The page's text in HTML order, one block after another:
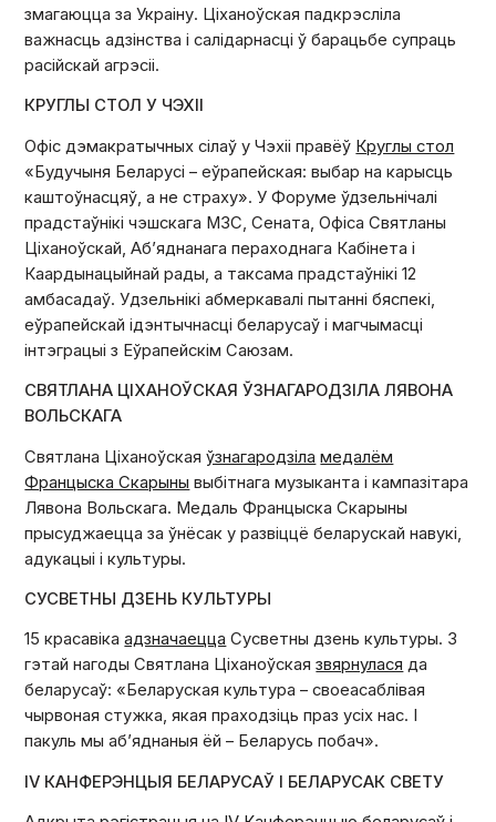
змагаюцца за Украіну. Ціханоўская падкрэсліла
важнасць адзінства і салідарнасці ў барацьбе супраць
расійскай агрэсіі.
КРУГЛЫ СТОЛ У ЧЭХІІ
Офіс дэмакратычных сілаў у Чэхіі правёў Круглы стол
«Будучыня Беларусі – еўрапейская: выбар на карысць
каштоўнасцяў, а не страху». У Форуме ўдзельнічалі
прадстаўнікі чэшскага МЗС, Сената, Офіса Святланы
Ціханоўскай, Аб’яднанага пераходнага Кабінета і
Каардынацыйнай рады, а таксама прадстаўнікі 12
амбасадаў. Удзельнікі абмеркавалі пытанні бяспекі,
еўрапейскай ідэнтычнасці беларусаў і магчымасці
інтэграцыі з Еўрапейскім Саюзам.
СВЯТЛАНА ЦІХАНОЎСКАЯ ЎЗНАГАРОДЗІЛА ЛЯВОНА
ВОЛЬСКАГА
Святлана Ціханоўскаяўзнагародзіла медалём
Францыска Скарыны выбітнага музыканта і кампазітара
Лявона Вольскага. Медаль Францыска Скарыны
прысуджаецца за ўнёсак у развіццё беларускай навукі,
адукацыі і культуры.
СУСВЕТНЫ ДЗЕНЬ КУЛЬТУРЫ
15 красавікаадзначаецца Сусветны дзень культуры. З
гэтай нагоды Святлана Ціханоўскаязвярнулася да
беларусаў: «Беларуская культура – своеасаблівая
чырвоная стужка, якая праходзіць праз усіх нас. І
пакуль мы аб’яднаныя ёй – Беларусь побач».
IV КАНФЕРЭНЦЫЯ БЕЛАРУСАЎ І БЕЛАРУСАК СВЕТУ